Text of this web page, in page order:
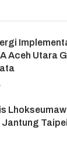
Aceh Utara
Jantung Taipei